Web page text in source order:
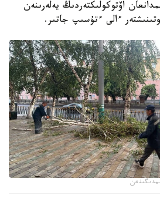
اۆتوكولىكتەردىڭ يەلەرىنەن
ءالى ءتۇسىپ جاتىر.